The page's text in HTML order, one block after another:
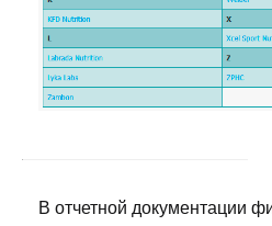
В отчетной документации